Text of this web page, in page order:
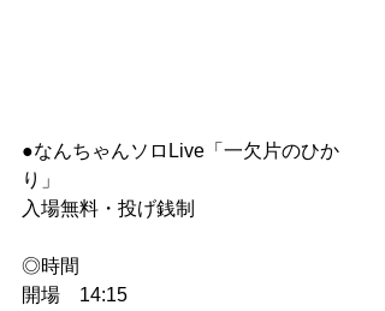
●なんちゃんソロLive「一欠片のひか
り」
入場無料・投げ銭制
◎時間
開場　14:15